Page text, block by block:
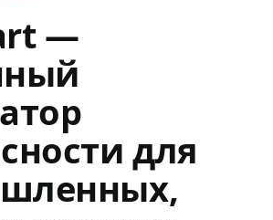
—
для